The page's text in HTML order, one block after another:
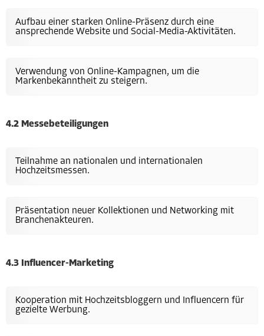
Aufbau einer starken Online-Präsenz durch eine
ansprechende Website und Social-Media-Aktivitäten.
Verwendung von Online-Kampagnen, um die
Markenbekanntheit zu steigern.
4.2 Messebeteiligungen
Teilnahme an nationalen und internationalen
Hochzeitsmessen.
Präsentation neuer Kollektionen und Networking mit
Branchenakteuren.
4.3 Influencer-Marketing
Kooperation mit Hochzeitsbloggern und Influencern für
gezielte Werbung.